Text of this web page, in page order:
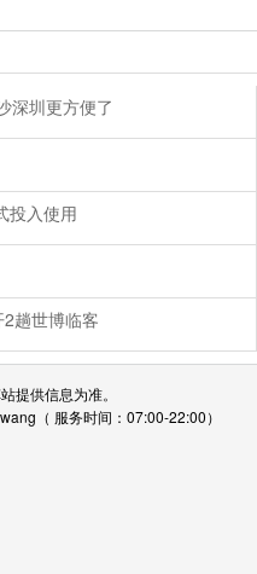
深圳更方便了
投入使用
趟世博临客
提供信息为准。
（ 服务时间：07:00-22:00）